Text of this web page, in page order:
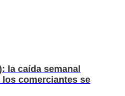
la caída semanal
comerciantes se